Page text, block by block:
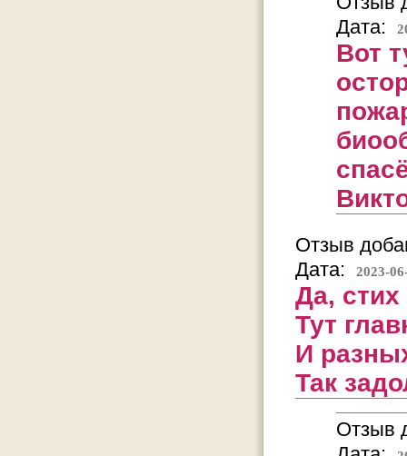
Дата:
Вот
Отзыв
Дата:
2023-
Да,
Тут
И
Так
Отзыв